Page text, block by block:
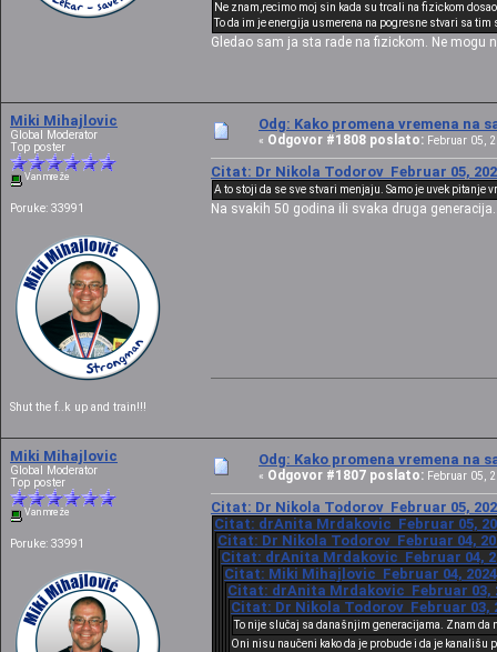
Ne znam,recimo moj sin kada su trcali na fizickom
To da im je energija usmerena na pogresne stvari sa
Gledao sam ja sta rade na fizickom. Ne mogu
Miki Mihajlovic
Global Moderator
Top poster
Van mreže
Poruke: 33991
Shut the f..k up and train!!!
Odg: Kako promena vremena na
« Odgovor #1808 poslato: Februar 05,
Citat: Dr Nikola Todorov Februar 05,
A to stoji da se sve stvari menjaju. Samo je uvek pitanje
Na svakih 50 godina ili svaka druga
Miki Mihajlovic
Global Moderator
Top poster
Van mreže
Poruke: 33991
Odg: Kako promena vremena na
« Odgovor #1807 poslato: Februar 05,
Citat: Dr Nikola Todorov Februar 05,
Citat: drAnita Mrdakovic Februar 05,
Citat: Dr Nikola Todorov Februar 04,
Citat: drAnita Mrdakovic Februar 04,
Citat: Miki Mihajlovic Februar 04,
Citat: drAnita Mrdakovic Februar 03,
Citat: Dr Nikola Todorov Februar 03,
To nije slučaj sa današnjim generacijama. Znam da
Oni nisu naučeni kako da je probude i da je